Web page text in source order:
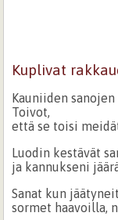
Kuplivat
Kauniiden
Toivot,
että se toisi
Luodin kestävät
ja kannukseni
Sanat kun
sormet haavoilla,